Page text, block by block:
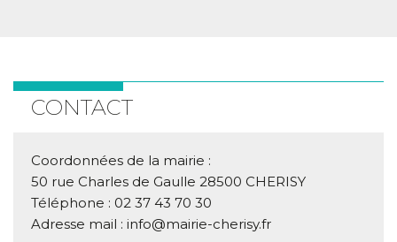
CONTACT
Coordonnées de la mairie :
50 rue Charles de Gaulle 28500 CHERISY
Téléphone : 02 37 43 70 30
Adresse mail : info@mairie-cherisy.fr